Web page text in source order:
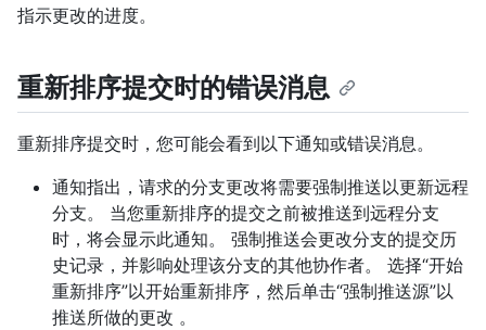
指示更改的进度。
重新排序提交时的错误消息
重新排序提交时，您可能会看到以下通知或错误消息。
通知指出，请求的分支更改将需要强制推送以更新远程
分支。 当您重新排序的提交之前被推送到远程分支
时，将会显示此通知。 强制推送会更改分支的提交历
史记录，并影响处理该分支的其他协作者。 选择“开始
重新排序”以开始重新排序，然后单击“强制推送源”以
推送所做的更改 。